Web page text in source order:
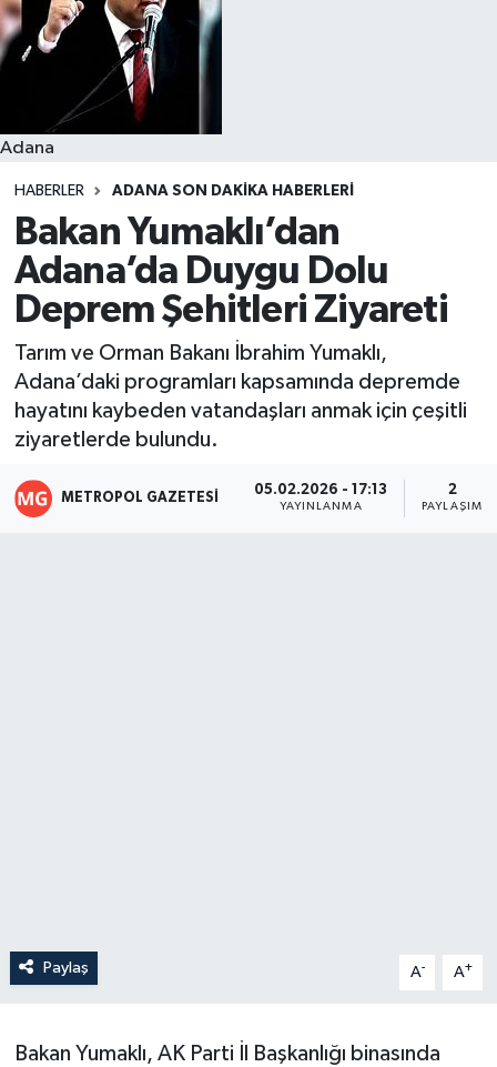
Adana
HABERLER ADANA SON DAKIKA HABERLERI
Bakan Yumaklı’dan
Adana’da Duygu Dolu
Deprem Şehitleri Ziyareti
Tarım ve Orman Bakanı İbrahim Yumaklı,
Adana’daki programları kapsamında depremde
hayatını kaybeden vatandaşları anmak için çeşitli
ziyaretlerde bulundu.
METROPOL GAZETESI 05.02.2026 - 17:13
YAYINLANMA
2
PAYLAŞIM
Paylaş A- A+
Bakan Yumaklı, AK Parti İl Başkanlığı binasında
Resmi İlanlar